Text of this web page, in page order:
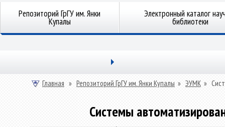
Репозиторий ГрГУ им. Янки
Купалы
Электронный каталог
библиотеки
Главная » Репозиторий ГрГУ им. Янки Купалы » ЭУМК »
Системы